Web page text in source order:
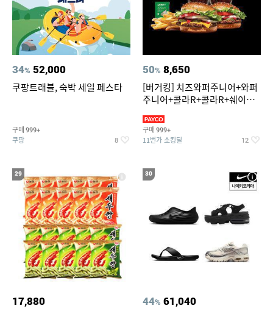
34% 52,000
쿠팡트래블, 숙박 세일 페스타
구매 999+
쿠팡 8
50% 8,650
[버거킹] 치즈와퍼주니어+와퍼
주니어+콜라R+콜라R+쉐이킹
구매 999+
11번가 쇼킹딜 12
29
17,880
30
44% 61,040